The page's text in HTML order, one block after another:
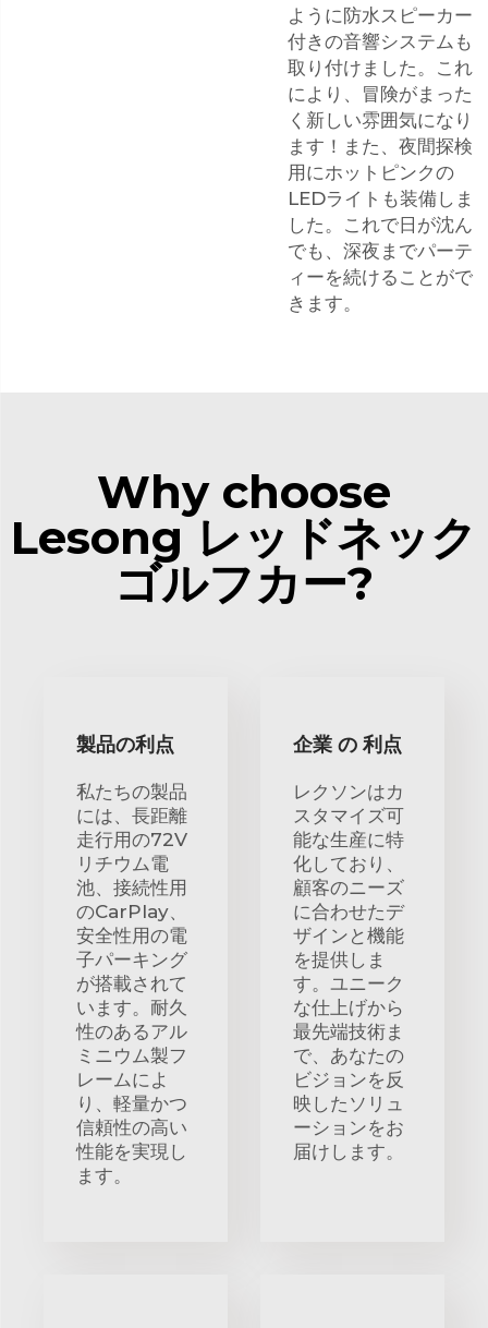
ように防水スピーカー
付きの音響システムも
取り付けました。これ
により、冒険がまった
く新しい雰囲気になり
ます！また、夜間探検
用にホットピンクの
LEDライトも装備しま
した。これで日が沈ん
でも、深夜までパーテ
ィーを続けることがで
きます。
Why choose
Lesong レッドネック
ゴルフカー?
製品の利点
私たちの製品
には、長距離
走行用の72V
リチウム電
池、接続性用
のCarPlay、
安全性用の電
子パーキング
が搭載されて
います。耐久
性のあるアル
ミニウム製フ
レームによ
り、軽量かつ
信頼性の高い
性能を実現し
ます。
企業 の 利点
レクソンはカ
スタマイズ可
能な生産に特
化しており、
顧客のニーズ
に合わせたデ
ザインと機能
を提供しま
す。ユニーク
な仕上げから
最先端技術ま
で、あなたの
ビジョンを反
映したソリュ
ーションをお
届けします。